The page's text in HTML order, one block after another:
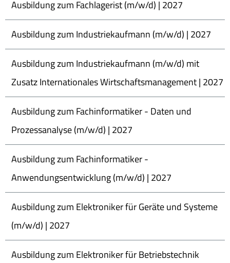
Ausbildung zum Fachlagerist (m/w/d) | 2027
Ausbildung zum Industriekaufmann (m/w/d) | 2027
Ausbildung zum Industriekaufmann (m/w/d) mit
Zusatz Internationales Wirtschaftsmanagement | 2027
Ausbildung zum Fachinformatiker - Daten und
Prozessanalyse (m/w/d) | 2027
Ausbildung zum Fachinformatiker -
Anwendungsentwicklung (m/w/d) | 2027
Ausbildung zum Elektroniker für Geräte und Systeme
(m/w/d) | 2027
Ausbildung zum Elektroniker für Betriebstechnik